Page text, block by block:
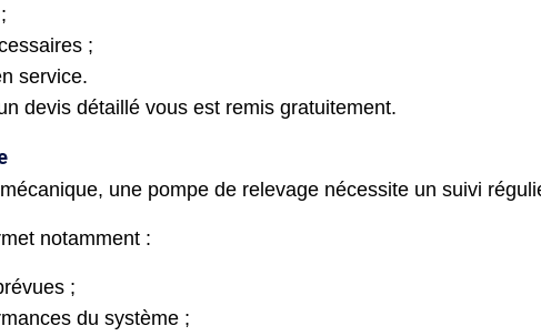
;
service.
devis détaillé vous est remis gratuitement.
une pompe de relevage nécessite un suivi
notamment :
;
du système ;